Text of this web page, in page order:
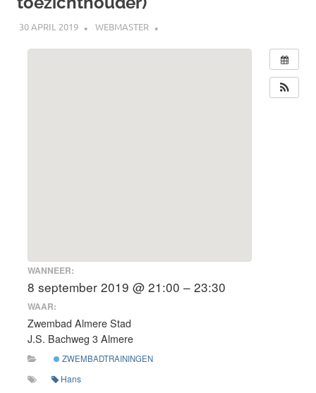
30 APRIL 2019 WEBMASTER
WANNEER:
8 september 2019 @ 21:00 – 23:30
WAAR:
Zwembad Almere Stad
J.S. Bachweg 3 Almere
ZWEMBADTRAININGEN
Hans